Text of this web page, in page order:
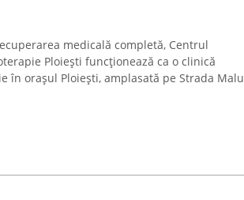
medicală completă, Centrul
Ploiești funcționează ca o clinică
în orașul Ploiești, amplasată pe Strada Malu